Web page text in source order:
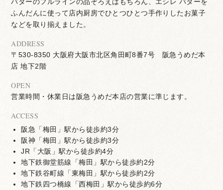
ふんだんに使って店内厨房でひとつひとつ手作りしたお菓子
などを取り揃えました。
ADDRESS
〒530-8350 大阪府大阪市北区角田町8番7号 阪急うめだ本
店 地下2階
OPEN
営業時間・休業日は阪急うめだ本店の営業に準じます。
ACCESS
阪急「梅田」駅から徒歩約3分
阪神「梅田」駅から徒歩約3分
JR「大阪」駅から徒歩約4分
地下鉄御堂筋線「梅田」駅から徒歩約2分
地下鉄谷町線「東梅田」駅から徒歩約2分
地下鉄四つ橋線「西梅田」駅から徒歩約6分